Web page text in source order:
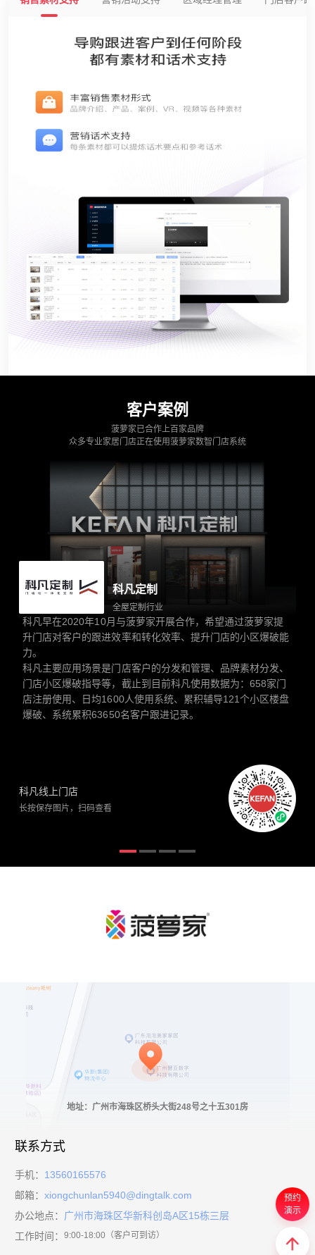
客户案例
菠萝家已合作上百家品牌
众多专业家居门店正在使用菠萝家数智门店系统
科凡定制
全屋定制行业
科凡早在2020年10月与菠萝家开展合作，希望通过菠萝家提
升门店对客户的跟进效率和转化效率、提升门店的小区爆破能
力。
科凡主要应用场景是门店客户的分发和管理、品牌素材分发、
门店小区爆破指导等，截止到目前科凡使用数据为：658家门
店注册使用、日均1600人使用系统、累积辅导121个小区楼盘
爆破、系统累积63650名客户跟进记录。
科凡线上门店
长按保存图片，扫码查看
地址：广州市海珠区桥头大街248号之十五301房
预约
演示
联系方式
手机： 13560165576
邮箱： xiongchunlan5940@dingtalk.com
办公地点： 广州市海珠区华新科创岛A区15栋三层
工作时间： 9:00-18:00（客户可到访）